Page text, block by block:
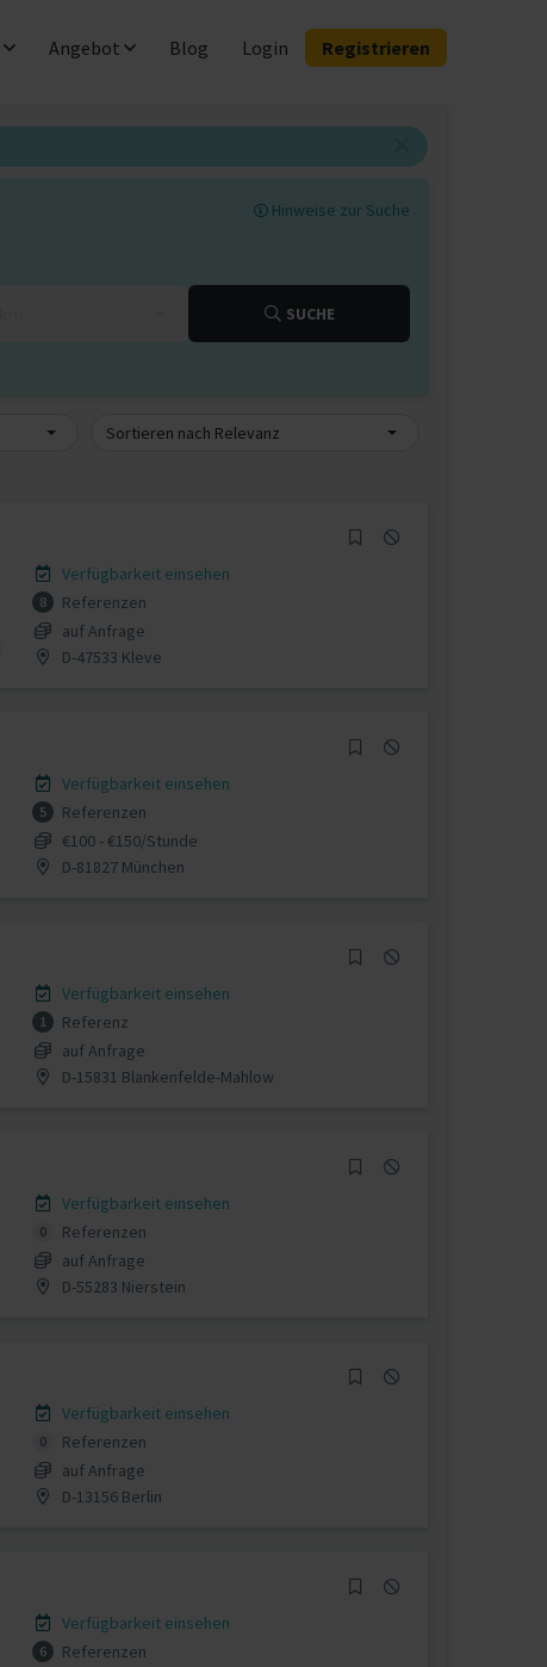
Angebot Blog Login Registrieren
Hinweise zur Suche
SUCHE
Sortieren nach Relevanz
Verfügbarkeit einsehen
8
Referenzen
auf Anfrage
D-47533 Kleve
Verfügbarkeit einsehen
5
Referenzen
€100 - €150/Stunde
D-81827 München
Verfügbarkeit einsehen
1
Referenz
auf Anfrage
D-15831 Blankenfelde-Mahlow
Verfügbarkeit einsehen
0
Referenzen
auf Anfrage
D-55283 Nierstein
Verfügbarkeit einsehen
0
Referenzen
auf Anfrage
D-13156 Berlin
Verfügbarkeit einsehen
6
Referenzen